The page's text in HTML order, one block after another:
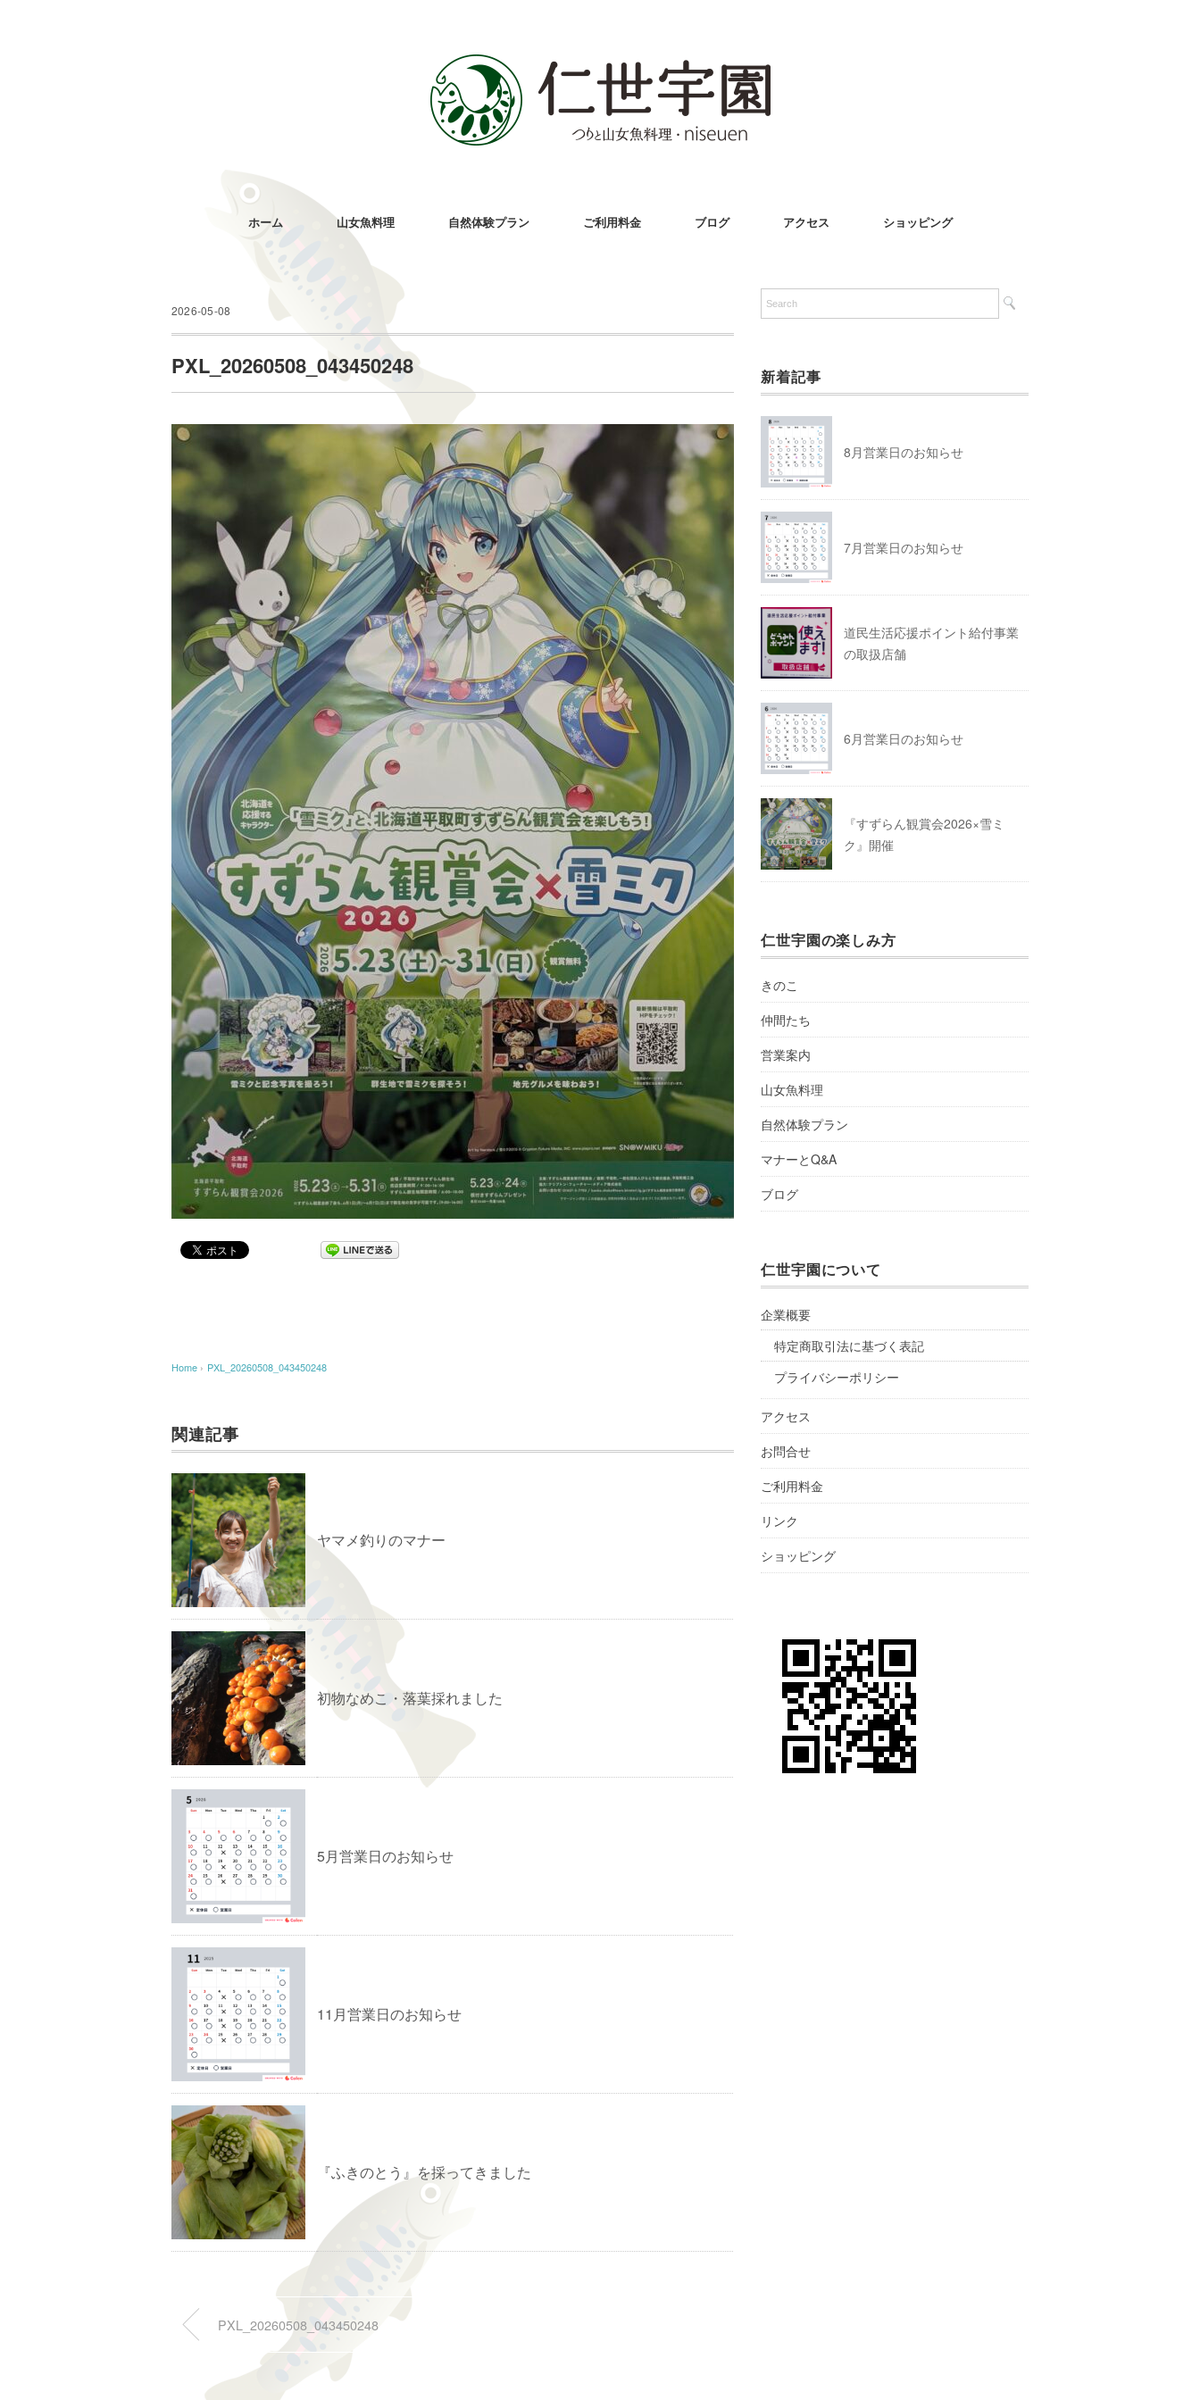
ホーム 山女魚料理 自然体験プラン ご利用料金 ブログ アクセス ショッピング
2026-05-08
PXL_20260508_043450248
Home › PXL_20260508_043450248
関連記事
ヤマメ釣りのマナー
初物なめこ・落葉採れました
5月営業日のお知らせ
11月営業日のお知らせ
『ふきのとう』を採ってきました
PXL_20260508_043450248
新着記事
8月営業日のお知らせ
7月営業日のお知らせ
道民生活応援ポイント給付事業
の取扱店舗
6月営業日のお知らせ
『すずらん観賞会2026×雪ミ
ク』開催
仁世宇園の楽しみ方
きのこ
仲間たち
営業案内
山女魚料理
自然体験プラン
マナーとQ&A
ブログ
仁世宇園について
企業概要
特定商取引法に基づく表記
プライバシーポリシー
アクセス
お問合せ
ご利用料金
リンク
ショッピング